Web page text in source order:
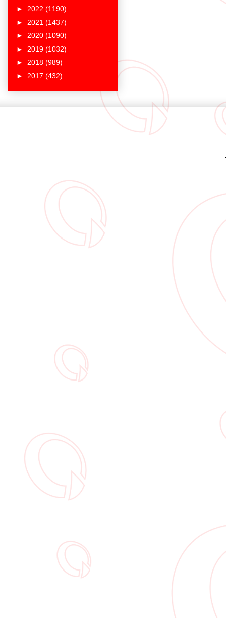
► 2022 (1190)
► 2021 (1437)
► 2020 (1090)
► 2019 (1032)
► 2018 (989)
► 2017 (432)